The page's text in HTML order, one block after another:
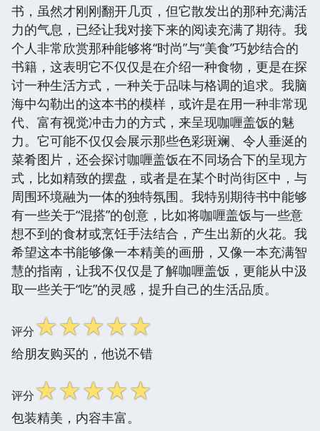
书，虽然才刚刚翻开几页，但它散发出的那种充满活
力的气息，已经让我对接下来的阅读充满了期待。我
个人非常欣赏那种能够将“时尚”与“美食”巧妙结合的
书籍，这表明它不仅仅是在介绍一种食物，更是在探
讨一种生活方式，一种关于品味与格调的追求。我脑
海中勾勒出的这本书的模样，或许是在用一种非常现
代、富有视觉冲击力的方式，来呈现咖喱盖饭的魅
力。它可能不仅仅会展示那些色彩斑斓、令人垂涎的
菜肴图片，还会探讨咖喱盖饭在不同场合下的呈现方
式，比如精致的摆盘，或者是在某个时尚街区中，与
周围环境融为一体的独特氛围。我特别期待书中能够
有一些关于“混搭”的创意，比如将咖喱盖饭与一些意
想不到的食材或烹饪手法结合，产生出新的火花。我
希望这本书能够像一本精美的画册，又像一本充满智
慧的指南，让我不仅仅是了解咖喱盖饭，更能从中汲
取一些关于“吃”的灵感，提升自己的生活品质。
评分☆☆☆☆☆
给朋友购买的，他说不错
评分☆☆☆☆☆
包装精美，内容丰富。